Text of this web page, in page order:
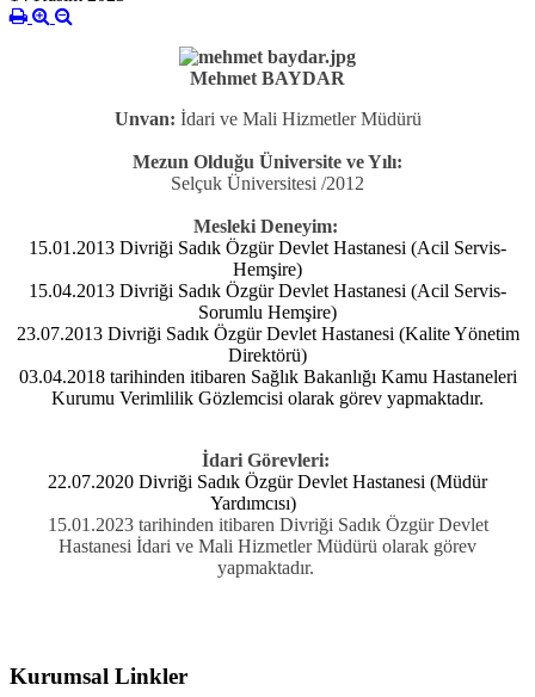
Mehmet BAYDAR
Unvan: İdari ve Mali Hizmetler Müdürü
Mezun Olduğu Üniversite ve Yılı:
Selçuk Üniversitesi /2012
Mesleki Deneyim:
15.01.2013 Divriği Sadık Özgür Devlet Hastanesi (Acil Servis-
Hemşire)
15.04.2013 Divriği Sadık Özgür Devlet Hastanesi (Acil Servis-
Sorumlu Hemşire)
23.07.2013 Divriği Sadık Özgür Devlet Hastanesi (Kalite Yönetim
Direktörü)
03.04.2018 tarihinden itibaren Sağlık Bakanlığı Kamu Hastaneleri
Kurumu Verimlilik Gözlemcisi olarak görev yapmaktadır.
İdari Görevleri:
22.07.2020 Divriği Sadık Özgür Devlet Hastanesi (Müdür
Yardımcısı)
15.01.2023 tarihinden itibaren Divriği Sadık Özgür Devlet
Hastanesi İdari ve Mali Hizmetler Müdürü olarak görev
yapmaktadır.
Kurumsal Linkler